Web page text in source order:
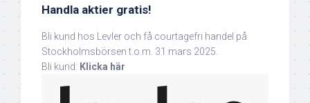
Handla aktier gratis!
Bli kund hos Levler och få courtagefri handel på
Stockholmsbörsen t.o.m. 31 mars 2025.
Bli kund: Klicka här